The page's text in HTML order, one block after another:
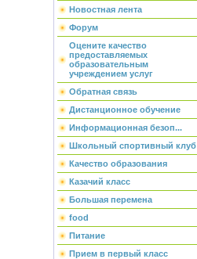
Новостная лента
Форум
Оцените качество
предоставляемых
образовательным
учреждением услуг
Обратная связь
Дистанционное обучение
Информационная безоп...
Школьный спортивный клуб
Качество образования
Казачий класс
Большая перемена
food
Питание
Прием в первый класс